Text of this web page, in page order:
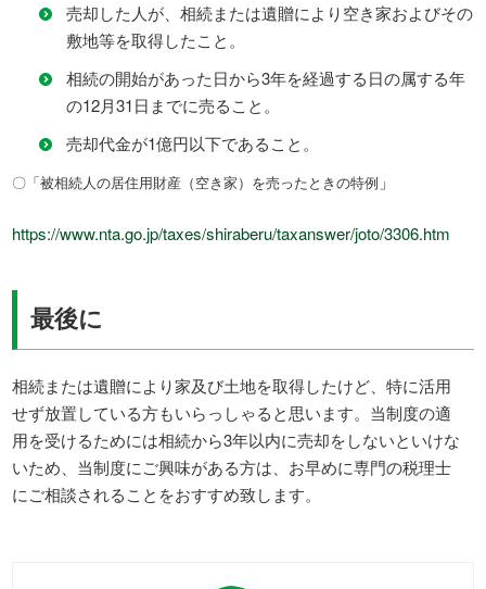
売却した人が、相続または遺贈により空き家およびその
敷地等を取得したこと。
相続の開始があった日から3年を経過する日の属する年
の12月31日までに売ること。
売却代金が1億円以下であること。
〇「被相続人の居住用財産（空き家）を売ったときの特例 」
https://www.nta.go.jp/taxes/shiraberu/taxanswer/joto/3306.htm
最後に
相続または遺贈により家及び土地を取得したけど、特に活用
せず放置している方もいらっしゃると思います。当制度の適
用を受けるためには相続から3年以内に売却をしないといけな
いため、当制度にご興味がある方は、お早めに専門の税理士
にご相談されることをおすすめ致します。